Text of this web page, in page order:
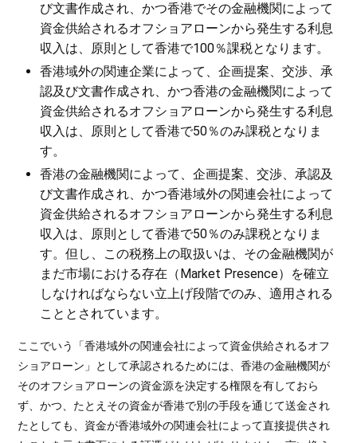
び文書作成され、かつ香港でその金融機関によって
資金供給されるオフショアローンから発生する利息
収入は、原則として香港で100％課税となります。
香港域外の関連企業によって、企画提案、交渉、承
認及び文書作成され、かつ香港の金融機関によって
資金供給されるオフショアローンから発生する利息
収入は、原則として香港で50％のみ課税となりま
す。
香港の金融機関によって、企画提案、交渉、承認及
び文書作成され、かつ香港域外の関連会社によって
資金供給されるオフショアローンから発生する利息
収入は、原則として香港で50％のみ課税となりま
す。但し、この税務上の取扱いは、その金融機関が
まだ市場における存在（Market Presence）を確立
しなければならない立上げ段階でのみ、適用される
こととされています。
ここでいう「香港域外の関連会社によって資金供給されるオフ
ショアローン」として承認されるためには、香港の金融機関が
そのオフショアローンの資金源を決定する権限を有しておら
ず、かつ、たとえその資金が香港で別の手段を通じて送金され
たとしても、資金が香港域外の関連会社によって直接提供され